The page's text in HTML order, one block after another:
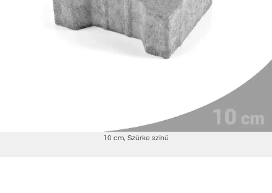
10 cm, Szürke színű